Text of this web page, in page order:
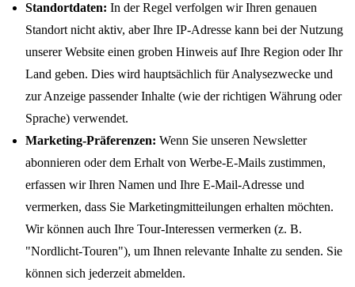
Standortdaten: In der Regel verfolgen wir Ihren genauen
Standort nicht aktiv, aber Ihre IP-Adresse kann bei der Nutzung
unserer Website einen groben Hinweis auf Ihre Region oder Ihr
Land geben. Dies wird hauptsächlich für Analysezwecke und
zur Anzeige passender Inhalte (wie der richtigen Währung oder
Sprache) verwendet.
Marketing-Präferenzen: Wenn Sie unseren Newsletter
abonnieren oder dem Erhalt von Werbe-E-Mails zustimmen,
erfassen wir Ihren Namen und Ihre E-Mail-Adresse und
vermerken, dass Sie Marketingmitteilungen erhalten möchten.
Wir können auch Ihre Tour-Interessen vermerken (z. B.
"Nordlicht-Touren"), um Ihnen relevante Inhalte zu senden. Sie
können sich jederzeit abmelden.